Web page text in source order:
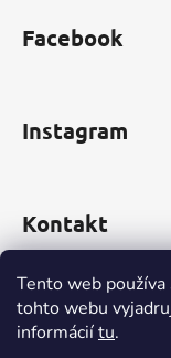
Tento web
tohto webu
informáciítu.
Facebook
Instagram
Kontakt
obchod@
0910 999